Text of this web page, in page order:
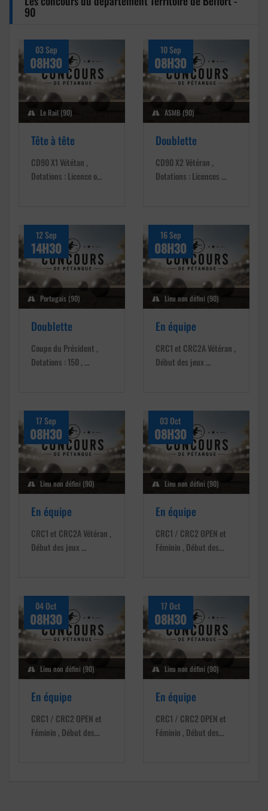
90
03 Sep
08H30
Le Rail (90)
Tête à tête
CD90 X1 Vététan ,
Dotations : Licence o…
10 Sep
08H30
ASMB (90)
Doublette
CD90 X2 Vétéran ,
Dotations : Licences …
12 Sep
14H30
Portugais (90)
Doublette
Coupe du Président ,
Dotations : 150 , …
16 Sep
08H30
Lieu non défini (90)
En équipe
CRC1 et CRC2A Vétéran ,
Début des jeux …
17 Sep
08H30
Lieu non défini (90)
En équipe
CRC1 et CRC2A Vétéran ,
Début des jeux …
03 Oct
08H30
Lieu non défini (90)
En équipe
CRC1 / CRC2 OPEN et
Féminin , Début des…
04 Oct
08H30
Lieu non défini (90)
En équipe
CRC1 / CRC2 OPEN et
Féminin , Début des…
17 Oct
08H30
Lieu non défini (90)
En équipe
CRC1 / CRC2 OPEN et
Féminin , Début des…